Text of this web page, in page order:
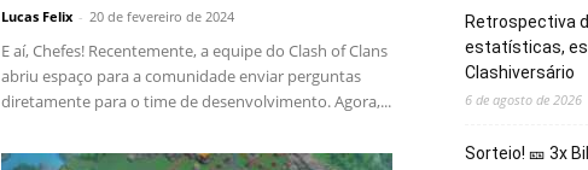
Lucas Felix - 20 de fevereiro de 2024
E aí, Chefes! Recentemente, a equipe do Clash of Clans
abriu espaço para a comunidade enviar perguntas
diretamente para o time de desenvolvimento. Agora,...
Retrospectiva
estatísticas,
Clashiversário
6 de agosto de 2026
Sorteio! 🎫 3x